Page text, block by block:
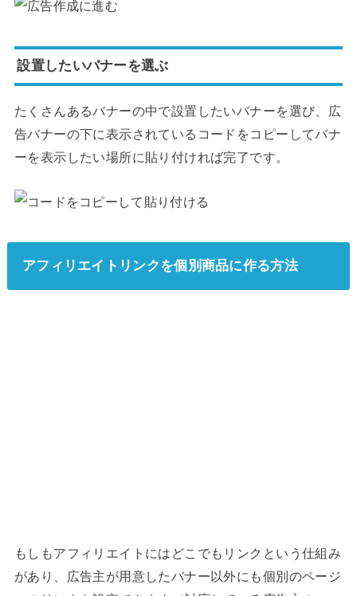
設置したいバナーを選ぶ
たくさんあるバナーの中で設置したいバナーを選び、広
告バナーの下に表示されているコードをコピーしてバナ
ーを表示したい場所に貼り付ければ完了です。
アフィリエイトリンクを個別商品に作る方法
もしもアフィリエイトにはどこでもリンクという仕組み
があり、広告主が用意したバナー以外にも個別のページ